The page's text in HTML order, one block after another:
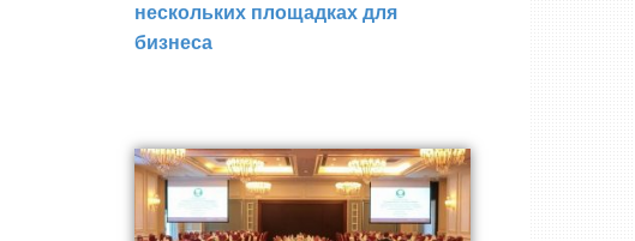
нескольких площадках для
бизнеса